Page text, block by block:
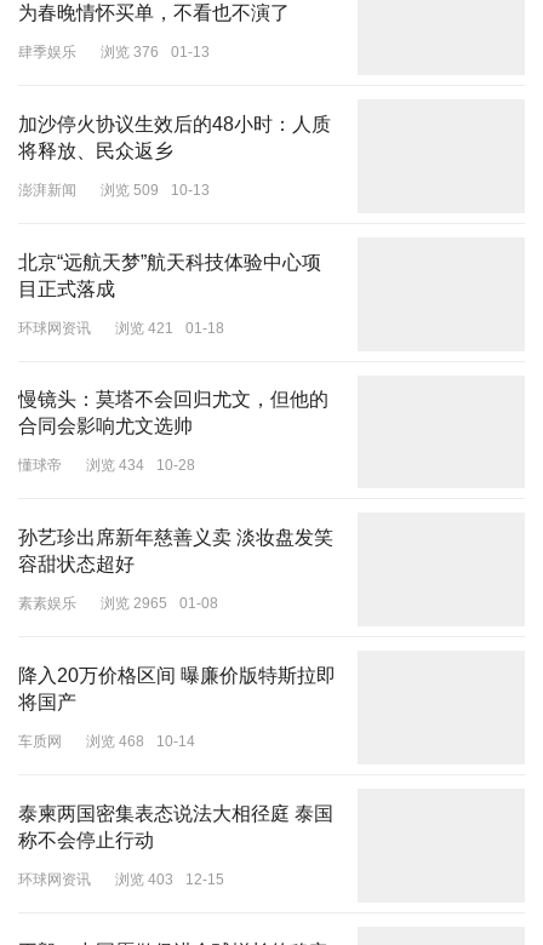
他儿子因为没抢救过来死亡，“当时听完都傻眼了，不敢相信这件事
情，觉得一个交通事故会这么巧合，张甲开车撞死自己侄子。”
一年二个月，缓刑一年六个月。同年2月，某保险公司向张乙支付了
货车交强险中的18万元死亡赔偿金。
货车车主被判赔79万元后举报
者责任险。2021年3月，张乙将某保险公司、张甲、罗某起诉至法
2021年7月，尤溪县人民法院判决某保险公司赔偿81万余元。某保险
溪县人民法院民事判决，改判罗某赔偿张乙79万余元。
车子将小张撞死，制造一起假的交通事故，之后理赔的钱会分一部分
给叶某，但被叶某拒绝，张乙还叫叶某不要说出去……
事故，因怕报复不敢讲。事发次日，张乙约他见面，称儿子被撞死的
事情不是自己做的，还让他不要把这件事说出去。当得知罗某被判承
担巨额赔偿，他觉得不公平，就把此事告诉了罗某。
为春晚情怀买单，不看也不演了
肆季娱乐 浏览 376 01-13
加沙停火协议生效后的48小时：人质
将释放、民众返乡
澎湃新闻 浏览 509 10-13
北京“远航天梦”航天科技体验中心项
目正式落成
环球网资讯 浏览 421 01-18
慢镜头：莫塔不会回归尤文，但他的
合同会影响尤文选帅
懂球帝 浏览 434 10-28
孙艺珍出席新年慈善义卖 淡妆盘发笑
容甜状态超好
素素娱乐 浏览 2965 01-08
降入20万价格区间 曝廉价版特斯拉即
将国产
车质网 浏览 468 10-14
泰柬两国密集表态说法大相径庭 泰国
称不会停止行动
环球网资讯 浏览 403 12-15